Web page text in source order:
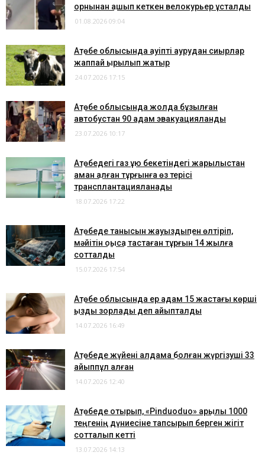
орнынан қашып кеткен велокурьер ұсталды
01.08.2026 09:04
Ақтөбе облысында қауіпті аурудан сиырлар
жаппай қырылып жатыр
24.07.2026 17:15
Ақтөбе облысында жолда бұзылған
автобустан 90 адам эвакуацияланды
23.07.2026 10:17
Ақтөбедегі газ құю бекетіндегі жарылыстан
аман қалған тұрғынға өз терісі
трансплантацияланады
18.07.2026 17:22
Ақтөбеде танысын жауыздықпен өлтіріп,
мәйітін қоқысқа тастаған тұрғын 14 жылға
сотталды
15.07.2026 17:54
Ақтөбе облысында ер адам 15 жастағы көрші
қызды зорлады деп айыпталды
14.07.2026 16:49
Ақтөбеде жүйені алдамақ болған жүргізуші 33
айыппұл алған
14.07.2026 12:40
Ақтөбеде отырып, «Pinduoduo» арқылы 1000
теңгенің дүниесіне тапсырып берген жігіт
сотталып кетті
13.07.2026 14:13